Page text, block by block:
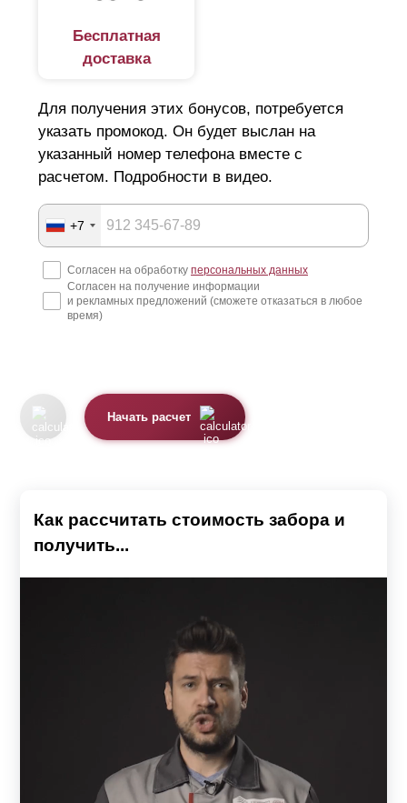
Бесплатная
доставка
Для получения этих бонусов, потребуется
указать промокод. Он будет выслан на
указанный номер телефона вместе с
расчетом. Подробности в видео.
+7
Согласен на обработку персональных данных
Согласен на получение информации
и рекламных предложений (сможете отказаться в любое
время)
Начать расчет
Как рассчитать стоимость забора и
получить...